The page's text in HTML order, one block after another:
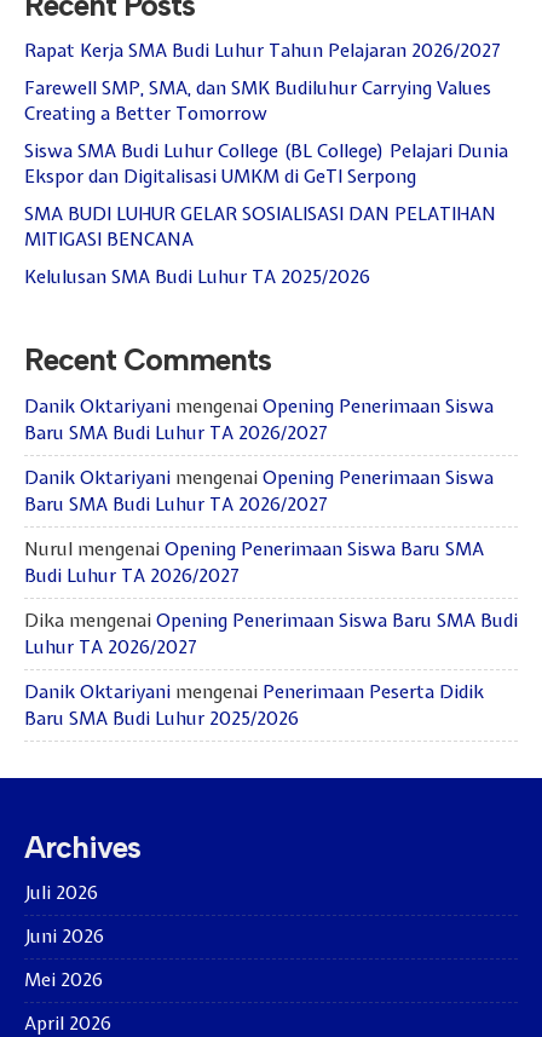
Rapat Kerja SMA Budi Luhur Tahun Pelajaran 2026/2027
Farewell SMP, SMA, dan SMK Budiluhur Carrying Values
Creating a Better Tomorrow
Siswa SMA Budi Luhur College (BL College) Pelajari Dunia
Ekspor dan Digitalisasi UMKM di GeTI Serpong
SMA BUDI LUHUR GELAR SOSIALISASI DAN PELATIHAN
MITIGASI BENCANA
Kelulusan SMA Budi Luhur TA 2025/2026
Recent Comments
Danik Oktariyani mengenai Opening Penerimaan Siswa
Baru SMA Budi Luhur TA 2026/2027
Danik Oktariyani mengenai Opening Penerimaan Siswa
Baru SMA Budi Luhur TA 2026/2027
Nurul mengenai Opening Penerimaan Siswa Baru SMA
Budi Luhur TA 2026/2027
Dika mengenai Opening Penerimaan Siswa Baru SMA Budi
Luhur TA 2026/2027
Danik Oktariyani mengenai Penerimaan Peserta Didik
Baru SMA Budi Luhur 2025/2026
Archives
Juli 2026
Juni 2026
Mei 2026
April 2026